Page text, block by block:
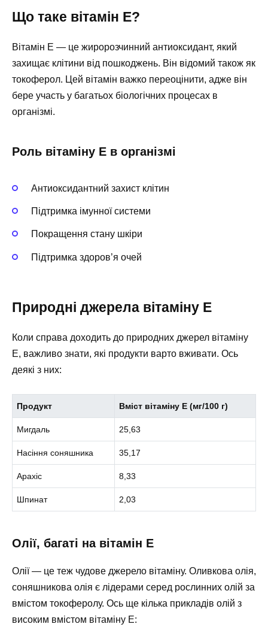
Що таке вітамін Е?
Вітамін Е — це жиророзчинний антиоксидант, який
захищає клітини від пошкоджень. Він відомий також як
токоферол. Цей вітамін важко переоцінити, адже він
бере участь у багатьох біологічних процесах в
організмі.
Роль вітаміну Е в організмі
Антиоксидантний захист клітин
Підтримка імунної системи
Покращення стану шкіри
Підтримка здоров’я очей
Природні джерела вітаміну Е
Коли справа доходить до природних джерел вітаміну
Е, важливо знати, які продукти варто вживати. Ось
деякі з них:
Продукт Вміст вітаміну Е (мг/100 г)
Мигдаль 25,63
Насіння соняшника 35,17
Арахіс 8,33
Шпинат 2,03
Олії, багаті на вітамін Е
Олії — це теж чудове джерело вітаміну. Оливкова олія,
соняшникова олія є лідерами серед рослинних олій за
вмістом токоферолу. Ось ще кілька прикладів олій з
високим вмістом вітаміну Е: